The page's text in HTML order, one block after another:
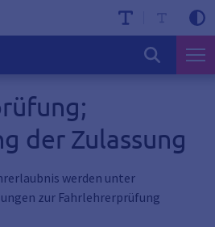
der Zulassung
werden unter
zur Fahrlehrerprüfung